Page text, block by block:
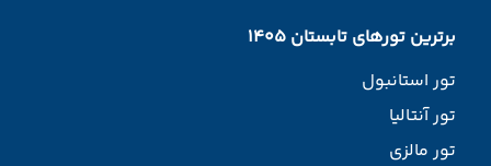
برترین تورهای تابستان 1405
تور استانبول
تور آنتالیا
تور مالزی